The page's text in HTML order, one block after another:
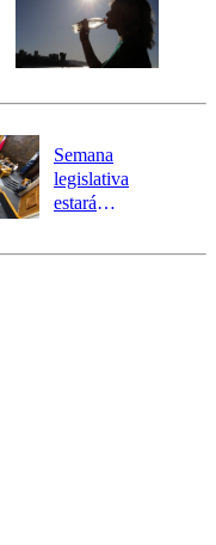
Semana
legislativa
estará
el fin de la